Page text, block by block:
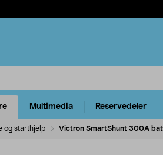
Multimedia Reservedeler
og starthjelp Victron SmartShunt 300A